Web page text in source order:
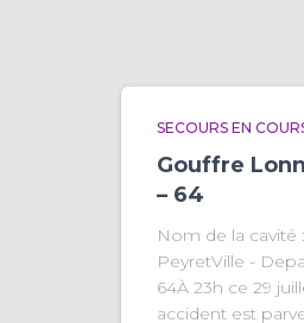
SECOURS EN
Gouffre
– 64
Nom de la cavité
PeyretVille -
64À 23h ce 29
accident est